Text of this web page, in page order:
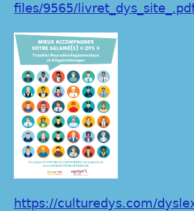
files/9565/
https://culturedys.com/